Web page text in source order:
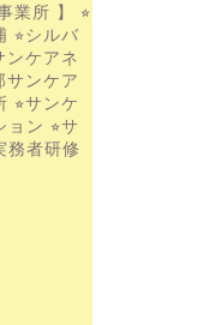
業所 】
⭐︎
⭐︎シルバ
ンケアネ
サンケア
⭐︎サンケ
ョン ⭐︎サ
務者研修